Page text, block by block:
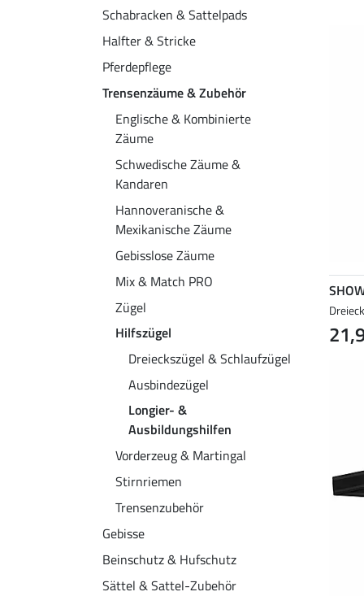
Schabracken & Sattelpads
Halfter & Stricke
Pferdepflege
Trensenzäume & Zubehör
Englische & Kombinierte
Zäume
Schwedische Zäume &
Kandaren
Hannoveranische &
Mexikanische Zäume
Gebisslose Zäume
Mix & Match PRO
Zügel
Hilfszügel
Dreieckszügel & Schlaufzügel
Ausbindezügel
Longier- &
Ausbildungshilfen
Vorderzeug & Martingal
Stirnriemen
Trensenzubehör
Gebisse
Beinschutz & Hufschutz
Sättel & Sattel-Zubehör